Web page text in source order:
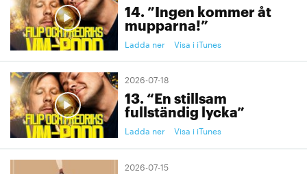
14. ”Ingen kommer åt
mupparna!”
Ladda ner Visa i iTunes
2026-07-18
13. “En stillsam
fullständig lycka”
Ladda ner Visa i iTunes
2026-07-15